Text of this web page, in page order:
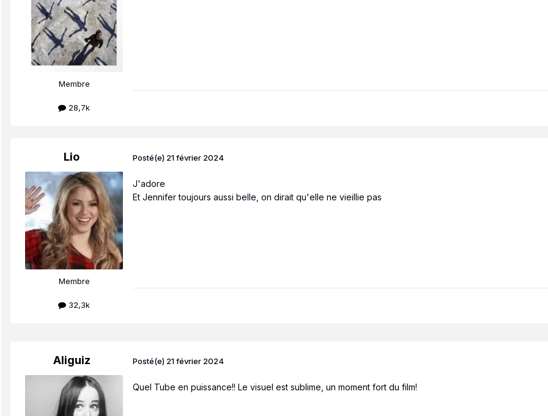
Membre
28,7k
Lio
Membre
32,3k
Posté(e) 21 février 2024
J'adore
Et Jennifer toujours aussi belle, on dirait qu'elle ne vieillie pas
Aliguiz Posté(e) 21 février 2024
Quel Tube en puissance!! Le visuel est sublime, un moment fort du film!